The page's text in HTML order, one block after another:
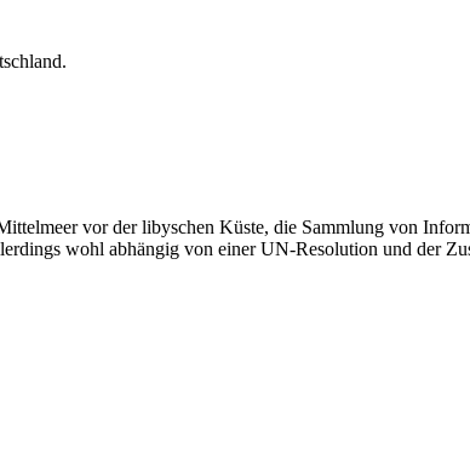
vor der libyschen Küste, die Sammlung von
wohl abhängig von einer UN-Resolution und der